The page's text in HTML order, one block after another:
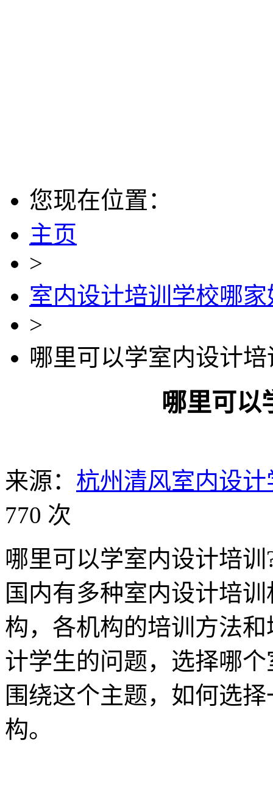
您现在位置：
主页
>
室内设计培训学校哪家
>
哪里可以学室内设计培
哪里可以
来源： 杭州清风室内设计
770 次
哪里可以学室内设计培
国内有多种室内设计培
构，各机构的培训方法
计学生的问题，选择哪
围绕这个主题，如何选
构。